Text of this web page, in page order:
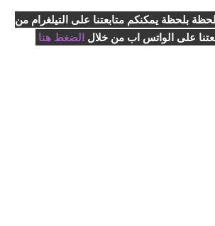
بلحظة يمكنكم متابعتنا على التيلغرام من
على الواتس اب من خلال الضغط هنا